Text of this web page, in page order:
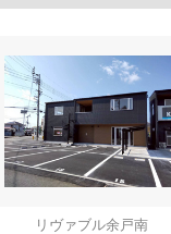
リヴァブル余戸南